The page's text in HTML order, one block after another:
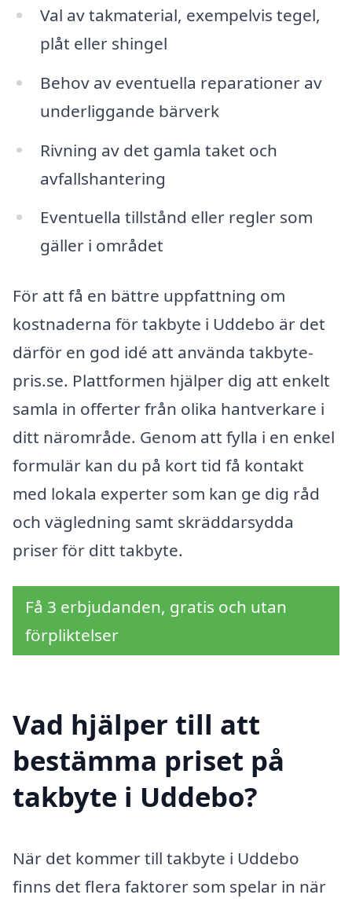
Val av takmaterial, exempelvis tegel,
plåt eller shingel
Behov av eventuella reparationer av
underliggande bärverk
Rivning av det gamla taket och
avfallshantering
Eventuella tillstånd eller regler som
gäller i området
För att få en bättre uppfattning om
kostnaderna för takbyte i Uddebo är det
därför en god idé att använda takbyte-
pris.se. Plattformen hjälper dig att enkelt
samla in offerter från olika hantverkare i
ditt närområde. Genom att fylla i en enkel
formulär kan du på kort tid få kontakt
med lokala experter som kan ge dig råd
och vägledning samt skräddarsydda
priser för ditt takbyte.
Få 3 erbjudanden, gratis och utan
förpliktelser
Vad hjälper till att
bestämma priset på
takbyte i Uddebo?
När det kommer till takbyte i Uddebo
finns det flera faktorer som spelar in när